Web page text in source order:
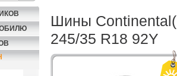
Шины
245/35 R18 92Y